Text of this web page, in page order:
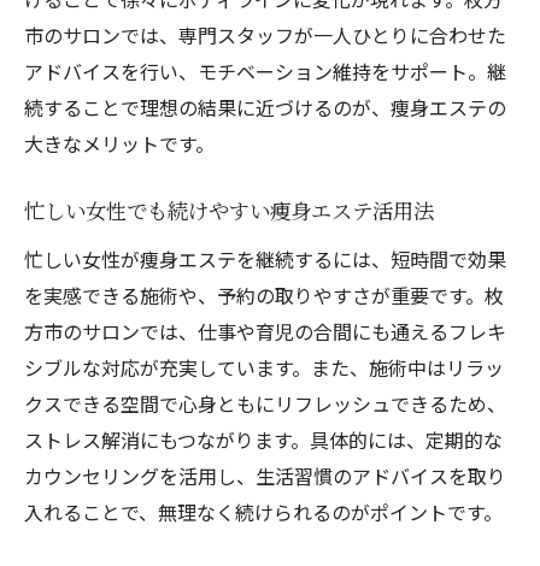
市のサロンでは、専門スタッフが一人ひとりに合わせた
アドバイスを行い、モチベーション維持をサポート。継
続することで理想の結果に近づけるのが、痩身エステの
大きなメリットです。
忙しい女性でも続けやすい痩身エステ活用法
忙しい女性が痩身エステを継続するには、短時間で効果
を実感できる施術や、予約の取りやすさが重要です。枚
方市のサロンでは、仕事や育児の合間にも通えるフレキ
シブルな対応が充実しています。また、施術中はリラッ
クスできる空間で心身ともにリフレッシュできるため、
ストレス解消にもつながります。具体的には、定期的な
カウンセリングを活用し、生活習慣のアドバイスを取り
入れることで、無理なく続けられるのがポイントです。